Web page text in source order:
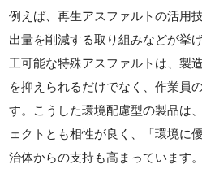
例えば、再生アスファルトの活用
出量を削減する取り組みなどが挙
工可能な特殊アスファルトは、製
を抑えられるだけでなく、作業員
す。こうした環境配慮型の製品は
ェクトとも相性が良く、「環境に
治体からの支持も高まっています